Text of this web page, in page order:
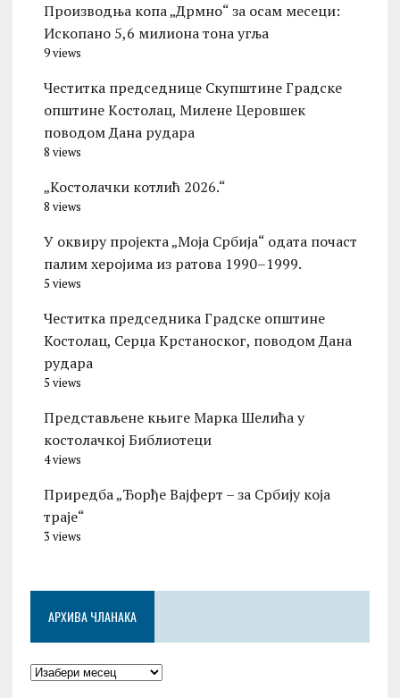
Производња копа „Дрмно“ за осам месеци:
Ископано 5,6 милиона тона угља
9 views
Честитка председнице Скупштине Градске
општине Kостолац, Милене Церовшек
поводом Дана рудара
8 views
„Костолачки котлић 2026.“
8 views
У оквиру пројекта „Моја Србија“ одата почаст
палим херојима из ратова 1990–1999.
5 views
Честитка председника Градске општине
Костолац, Серџа Крстаноског, поводом Дана
рудара
5 views
Представљене књиге Марка Шелића у
костолачкој Библиотеци
4 views
Приредба „Ђорђе Вајферт – за Србију која
траје“
3 views
АРХИВА ЧЛАНАКА